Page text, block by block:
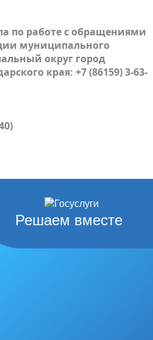
по работе с обращениями
муниципального
округ город
края: +7 (86159) 3-63-
Решаем вместе